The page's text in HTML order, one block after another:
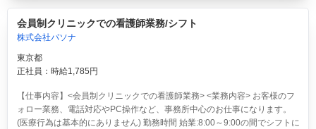
会員制クリニックでの看護師業務/シフト
株式会社パソナ
東京都
正社員：時給1,785円
【仕事内容】<会員制クリニックでの看護師業務> <業務内容> お客様のフ
ォロー業務、電話対応やPC操作など、事務所中心のお仕事になります。
(医療行為は基本的にありません) 勤務時間 始業:8:00～9:00の間でシフトに